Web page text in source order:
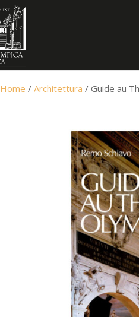
Home / Architettura / Guide au